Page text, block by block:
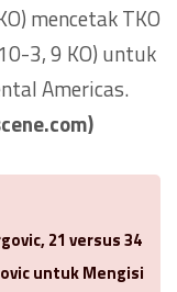
mencetak TKO
3, 9 KO) untuk
Americas.
21 versus 34
untuk Mengisi